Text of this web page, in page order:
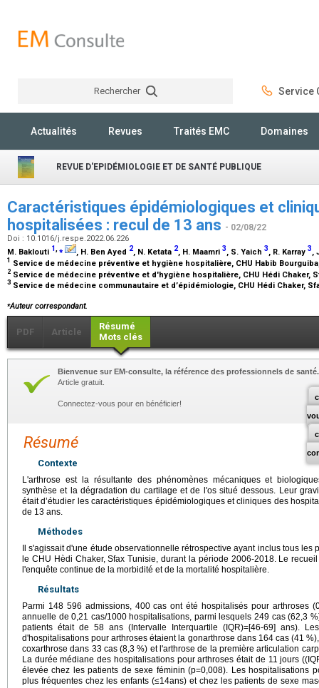
Rechercher Service
Actualités Revues Traités EMC Domaines
REVUE D'EPIDÉMIOLOGIE ET DE SANTÉ PUBLIQUE
Caractéristiques épidémiologiques et
hospitalisées : recul de 13 ans - 02/08/22
Doi : 10.1016/j.respe.2022.06.226
M. Baklouti 1,⁎ , H. Ben Ayed 2, N. Ketata 2, H. Maamri 3, S. Yaich 3, R. Karray 3,
1 Service de médecine préventive et hygiène hospitalière, CHU Habib
2 Service de médecine préventive et d'hygiène hospitalière, CHU Hédi Chaker,
3 Service de médecine communautaire et d’épidémiologie, CHU Hédi Chaker,
⁎Auteur correspondant.
PDF Article
Résumé
Mots clés
Bienvenue sur EM-consulte, la référence des professionnels de santé.
Article gratuit.
Connectez-vous pour en bénéficier!
Résumé
Contexte
L'arthrose est la résultante des phénomènes mécaniques et
synthèse et la dégradation du cartilage et de l'os situé dessous. Leur
était d’étudier les caractéristiques épidémiologiques et cliniques des
de 13 ans.
Méthodes
Il s'agissait d'une étude observationnelle rétrospective ayant inclus tous les
le CHU Hèdi Chaker, Sfax Tunisie, durant la période 2006-2018. Le
l'enquête continue de la morbidité et de la mortalité hospitalière.
Résultats
Parmi 148 596 admissions, 400 cas ont été hospitalisés pour arthroses
annuelle de 0,21 cas/1000 hospitalisations, parmi lesquels 249 cas (62,3
patients était de 58 ans (Intervalle Interquartile (IQR)=[46-69] ans).
d'hospitalisations pour arthroses étaient la gonarthrose dans 164 cas (41
coxarthrose dans 33 cas (8,3 %) et l'arthrose de la première articulation
La durée médiane des hospitalisations pour arthroses était de 11 jours
élevée chez les patients de sexe féminin (p=0,008). Les hospitalisations
plus fréquentes chez les enfants (≤14ans) et chez les patients de sexe